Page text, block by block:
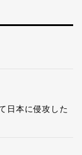
日本に侵攻した